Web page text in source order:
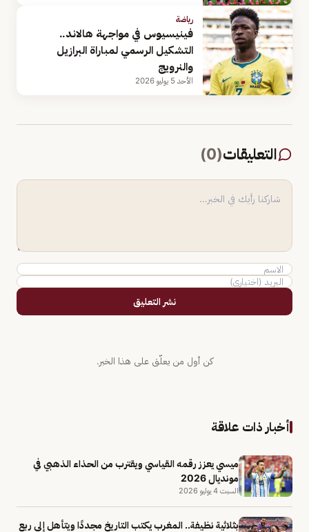
رياضة
فينيسيوس في مواجهة هالاند..
التشكيل الرسمي لمباراة البرازيل
والنرويج
الأحد 5 يوليو 2026
التعليقات(
0
)
نشر التعليق
كن أول من يعلّق على هذا الخبر.
أخبار ذات علاقة
ميسي يعزز رقمه القياسي ويقترب من الحذاء الذهبي في
مونديال 2026
السبت 4 يوليو 2026
بثلاثية نظيفة.. المغرب يكتب التاريخ مجددًا ويتأهل إلى ربع